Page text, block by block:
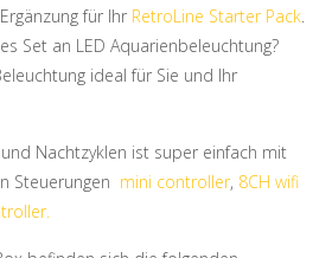
für Ihr RetroLine Starter Pack.
Set an LED Aquarienbeleuchtung?
ideal für Sie und Ihr
Nachtzyklen ist super einfach mit
Steuerungen mini controller, 8CH wifi